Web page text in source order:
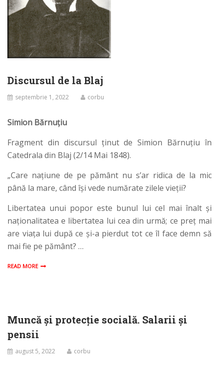
Discursul de la Blaj
septembrie 1, 2022 corbu
Simion Bărnuțiu
Fragment din discursul ținut de Simion Bărnuțiu în
Catedrala din Blaj (2/14 Mai 1848).
„Care naţiune de pe pământ nu s’ar ridica de la mic
până la mare, când îşi vede numărate zilele vieţii?
Libertatea unui popor este bunul lui cel mai înalt şi
naţionalitatea e libertatea lui cea din urmă; ce preţ mai
are viaţa lui după ce şi-a pierdut tot ce îl face demn să
mai fie pe pământ? …
READ MORE
Muncă și protecție socială. Salarii și
pensii
august 5, 2022 corbu